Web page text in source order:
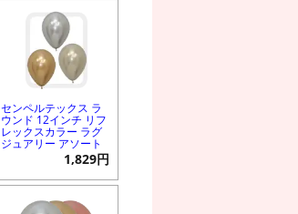
センペルテックス ラ
ウンド 12インチ リフ
レックスカラー ラグ
ジュアリー アソート
1,829円